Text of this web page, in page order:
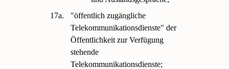
17a.
"öffentlich zugängliche
Telekommunikationsdienste" der
Öffentlichkeit zur Verfügung
stehende
Telekommunikationsdienste;